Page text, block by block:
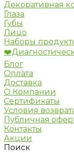
Декоративная
Глаза
Губы
Лицо
Наборы
Блог
Оплата
Доставка
О Компании
Сертификаты
Условия
Публичная
Контакты
Акции
Поиск